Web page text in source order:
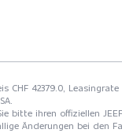
CHF 42379.0,
bitte ihren offiziellen
Änderungen bei den